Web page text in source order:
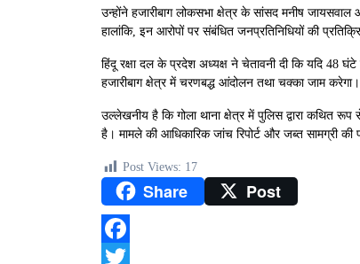
उन्होंने हजारीबाग लोकसभा क्षेत्र के सांसद मनीष
हालांकि, इन आरोपों पर संबंधित जनप्रतिनिधियों की
हिंदू रक्षा दल के प्रदेश अध्यक्ष ने चेतावनी दी कि यदि 48
हजारीबाग क्षेत्र में चरणबद्ध आंदोलन तथा चक्का जाम
उल्लेखनीय है कि गोला थाना क्षेत्र में पुलिस द्वारा
है। मामले की आधिकारिक जांच रिपोर्ट और जब्त सामग्री की
Post Views: 17
Share Post
Facebook